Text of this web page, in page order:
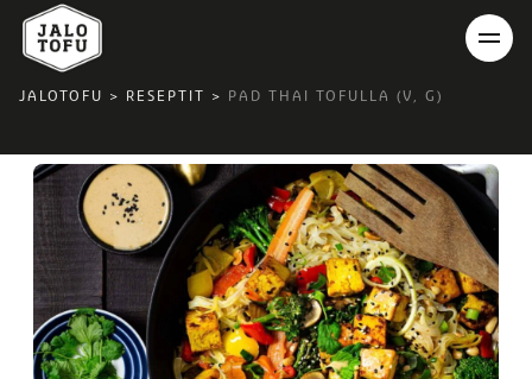
JALOTOFU > RESEPTIT > PAD THAI TOFULLA (V, G)